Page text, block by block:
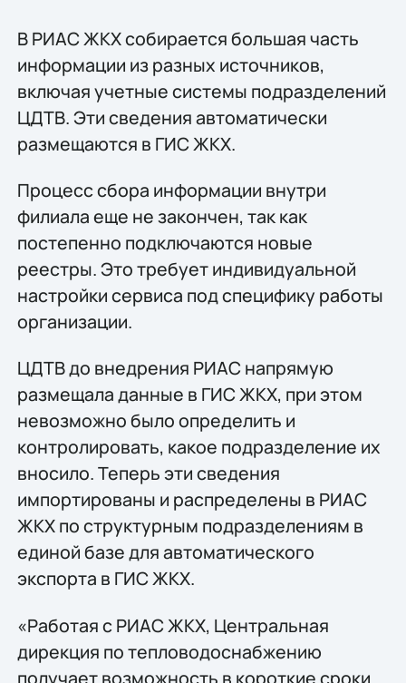
В РИАС ЖКХ собирается большая часть
информации из разных источников,
включая учетные системы подразделений
ЦДТВ. Эти сведения автоматически
размещаются в ГИС ЖКХ.
Процесс сбора информации внутри
филиала еще не закончен, так как
постепенно подключаются новые
реестры. Это требует индивидуальной
настройки сервиса под специфику работы
организации.
ЦДТВ до внедрения РИАС напрямую
размещала данные в ГИС ЖКХ, при этом
невозможно было определить и
контролировать, какое подразделение их
вносило. Теперь эти сведения
импортированы и распределены в РИАС
ЖКХ по структурным подразделениям в
единой базе для автоматического
экспорта в ГИС ЖКХ.
«Работая с РИАС ЖКХ, Центральная
дирекция по тепловодоснабжению
получает возможность в короткие сроки